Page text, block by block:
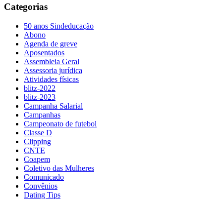
Categorias
50 anos Sindeducação
Abono
Agenda de greve
Aposentados
Assembleia Geral
Assessoria jurídica
Atividades físicas
blitz-2022
blitz-2023
Campanha Salarial
Campanhas
Campeonato de futebol
Classe D
Clipping
CNTE
Coapem
Coletivo das Mulheres
Comunicado
Convênios
Dating Tips